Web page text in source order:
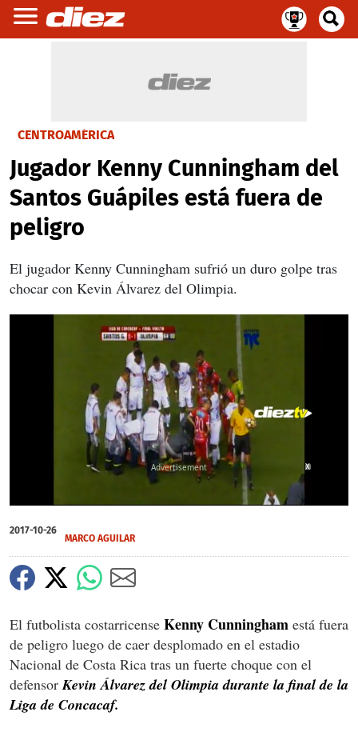
CENTROAMÉRICA
Jugador Kenny Cunningham del
Santos Guápiles está fuera de
peligro
El jugador Kenny Cunningham sufrió un duro golpe tras
chocar con Kevin Álvarez del Olimpia.
seconds
of
seconds
X
2017-10-26
MARCO AGUILAR
El futbolista costarricense Kenny Cunningham está fuera
de peligro luego de caer desplomado en el estadio
Nacional de Costa Rica tras un fuerte choque con el
defensor Kevin Álvarez del Olimpia durante la final de la
Liga de Concacaf.